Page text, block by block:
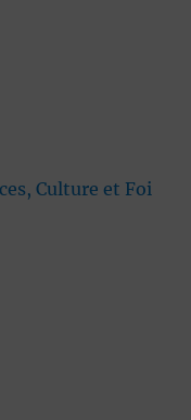
Culture et Foi